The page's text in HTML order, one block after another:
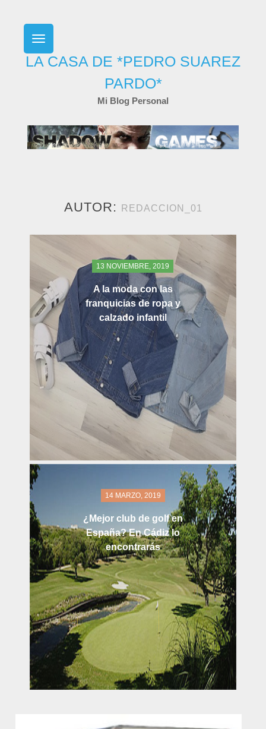
LA CASA DE *PEDRO SUAREZ
PARDO*
Mi Blog Personal
AUTOR: REDACCION_01
13 NOVIEMBRE, 2019
A la moda con las
franquicias de ropa y
calzado infantil
14 MARZO, 2019
¿Mejor club de golf en
España? En Cádiz lo
encontrarás